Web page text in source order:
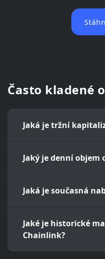
Často kladené
Jaká je tržní
Jaký je denní objem
Jaká je současná
Jaké je historické
Chainlink?